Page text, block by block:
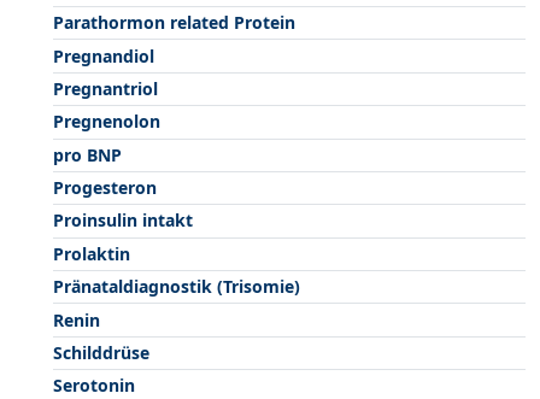
Parathormon related Protein
Pregnandiol
Pregnantriol
Pregnenolon
pro BNP
Progesteron
Proinsulin intakt
Prolaktin
Pränataldiagnostik (Trisomie)
Renin
Schilddrüse
Serotonin